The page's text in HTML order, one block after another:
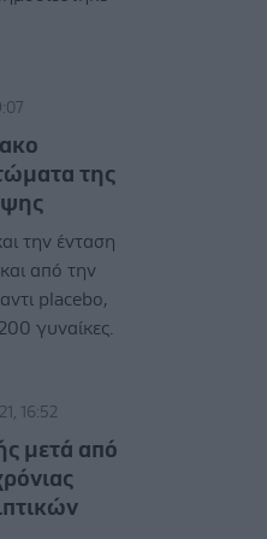
της
την ένταση
από την
placebo,
γυναίκες.
16:52
μετά από